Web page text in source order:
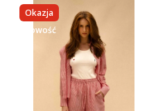
Okazja
nowość